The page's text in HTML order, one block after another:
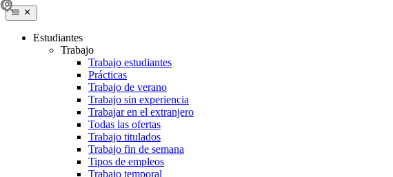
Estudiantes
Trabajo
Trabajo estudiantes
Prácticas
Trabajo de verano
Trabajo sin experiencia
Trabajar en el extranjero
Todas las ofertas
Trabajo titulados
Trabajo fin de semana
Tipos de empleos
Trabajo temporal